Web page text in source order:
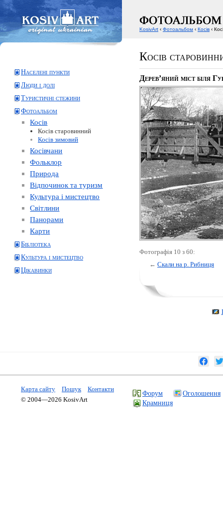
Косів
Населені пункти
Люди і долі
Туристичні стежини
Фотоальбом
Косів
Косів старовинний
Косів зимовий
Косівчани
Фольклор
Природа
Відпочинок та туризм
Культура і мистецтво
Світлини
Панорами
Карти
Бібліотека
Культура і мистецтво
Цікавинки
Дерев’яний міст біля
Фотографія 10 з 60:
← Скали на р. Рибниця
KosivArt ‹ Фотоальбом ‹ Косів ‹
Карта сайту Пошук
Контакти
© 2004—2026 KosivArt
Форум
Оголошення
Крамниця